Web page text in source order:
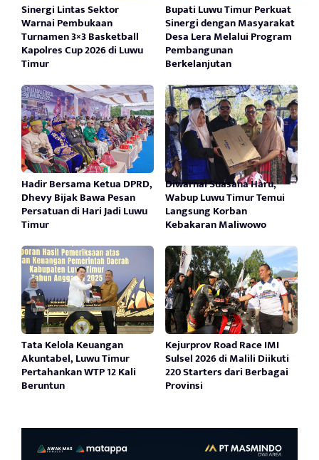
Sinergi Lintas Sektor
Warnai Pembukaan
Turnamen 3×3 Basketball
Kapolres Cup 2026 di Luwu
Timur
Bupati Luwu Timur Perkuat
Sinergi dengan Masyarakat
Desa Lera Melalui Program
Pembangunan
Berkelanjutan
Hadir Bersama Ketua DPRD,
Dhevy Bijak Bawa Pesan
Persatuan di Hari Jadi Luwu
Timur
Diwarnai Suasana Haru,
Wabup Luwu Timur Temui
Langsung Korban
Kebakaran Maliwowo
Tata Kelola Keuangan
Akuntabel, Luwu Timur
Pertahankan WTP 12 Kali
Beruntun
Kejurprov Road Race IMI
Sulsel 2026 di Malili Diikuti
220 Starters dari Berbagai
Provinsi